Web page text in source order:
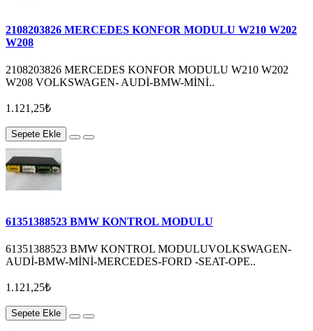
2108203826 MERCEDES KONFOR MODULU W210 W202
W208
2108203826 MERCEDES KONFOR MODULU W210 W202
W208 VOLKSWAGEN- AUDİ-BMW-MİNİ..
1.121,25₺
Sepete Ekle
61351388523 BMW KONTROL MODULU
61351388523 BMW KONTROL MODULUVOLKSWAGEN-
AUDİ-BMW-MİNİ-MERCEDES-FORD -SEAT-OPE..
1.121,25₺
Sepete Ekle